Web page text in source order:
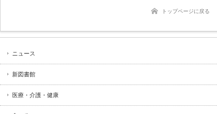
トップページに戻る
ニュース
新図書館
医療・介護・健康